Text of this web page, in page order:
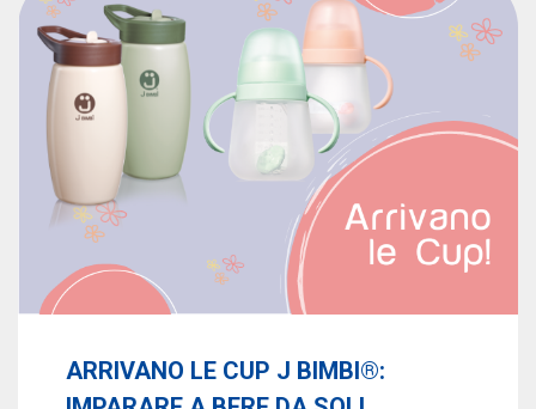
ARRIVANO LE CUP J BIMBI®: